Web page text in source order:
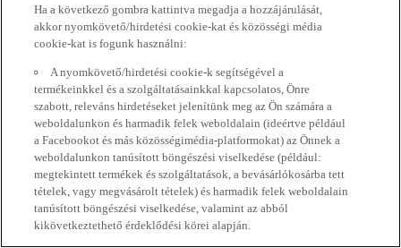
Ha a következő gombra kattintva megadja a hozzájárulását,
akkor nyomkövető/hirdetési cookie-kat és közösségi média
cookie-kat is fogunk használni:
A nyomkövető/hirdetési cookie-k segítségével a
termékeinkkel és a szolgáltatásainkkal kapcsolatos, Önre
szabott, releváns hirdetéseket jelenítünk meg az Ön számára a
weboldalunkon és harmadik felek weboldalain (ideértve például
a Facebookot és más közösségimédia-platformokat) az Önnek a
weboldalunkon tanúsított böngészési viselkedése (például:
megtekintett termékek és szolgáltatások, a bevásárlókosárba tett
tételek, vagy megvásárolt tételek) és harmadik felek weboldalain
tanúsított böngészési viselkedése, valamint az abból
kikövetkeztethető érdeklődési körei alapján.